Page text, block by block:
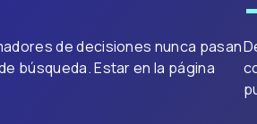
de decisiones nunca pasan
búsqueda. Estar en la página